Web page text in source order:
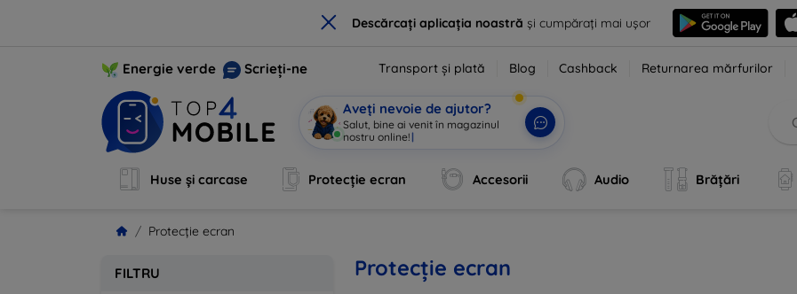
× Descărcați aplicația noastră și cumpărați mai ușor
Energie verde Scrieți-ne Transport și plată Blog Cashback Returnarea mărfurilor
Aveți nevoie de ajutor?
Salut, bine ai venit în magazinul
nostru online! |
Huse și carcase Protecție ecran Accesorii Audio Brățări
Protecție ecran
FILTRU Protecție ecran